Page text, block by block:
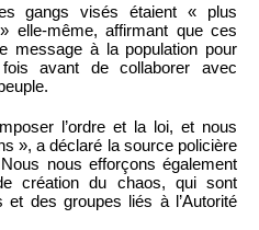
gangs visés étaient « plus
elle-même, affirmant que ces
message à la population pour
avant de collaborer avec
l’ordre et la loi, et nous
», a déclaré la source policière
nous efforçons également
création du chaos, qui sont
des groupes liés à l’Autorité